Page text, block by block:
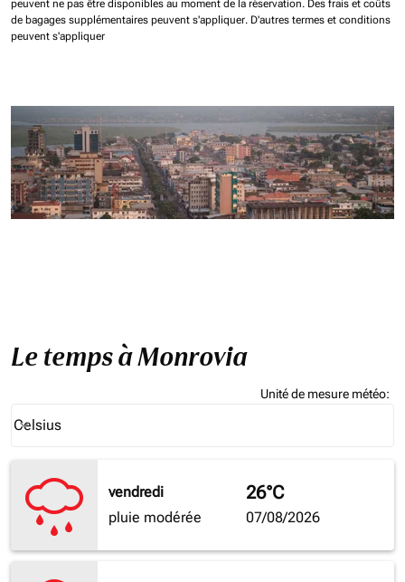
peuvent ne pas être disponibles au moment de la réservation. Des frais et coûts
de bagages supplémentaires peuvent s'appliquer. D'autres termes et conditions
peuvent s'appliquer
Le temps à Monrovia
Unité de mesure météo:
Celsius
keyboard_arrow_down
vendredi
pluie modérée
26°C
07/08/2026